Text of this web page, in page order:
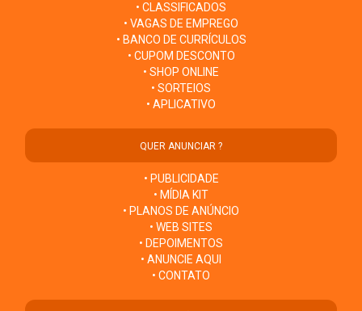
• CLASSIFICADOS
• VAGAS DE EMPREGO
• BANCO DE CURRÍCULOS
• CUPOM DESCONTO
• SHOP ONLINE
• SORTEIOS
• APLICATIVO
QUER ANUNCIAR ?
• PUBLICIDADE
• MÍDIA KIT
• PLANOS DE ANÚNCIO
• WEB SITES
• DEPOIMENTOS
• ANUNCIE AQUI
• CONTATO